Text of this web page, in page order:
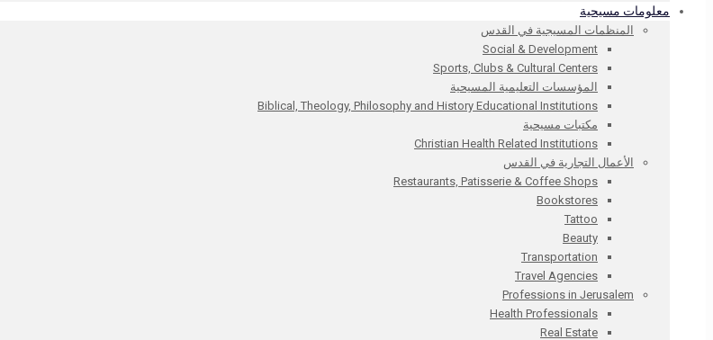
معلومات مسيحية
المنظمات المسيجية في القدس
Social & Development
Sports, Clubs & Cultural Centers
المؤسسات التعليمية المسيحية
Biblical, Theology, Philosophy and History Educational Institutions
مكتبات مسيحية
Christian Health Related Institutions
الأعمال التجارية في القدس
Restaurants, Patisserie & Coffee Shops
Bookstores
Tattoo
Beauty
Transportation
Travel Agencies
Professions in Jerusalem
Health Professionals
Real Estate